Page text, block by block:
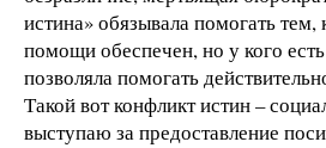
истина» обязывала помогать
помощи обеспечен, но у кого
позволяла помогать
Такой вот конфликт истин –
выступаю за предоставление